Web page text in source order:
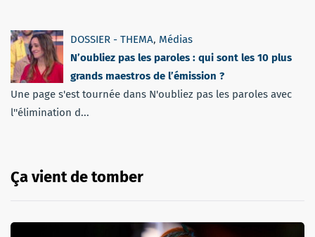
DOSSIER - THEMA, Médias
N’oubliez pas les paroles : qui sont les 10 plus
grands maestros de l’émission ?
Une page s'est tournée dans N'oubliez pas les paroles avec
l''élimination d...
Ça vient de tomber